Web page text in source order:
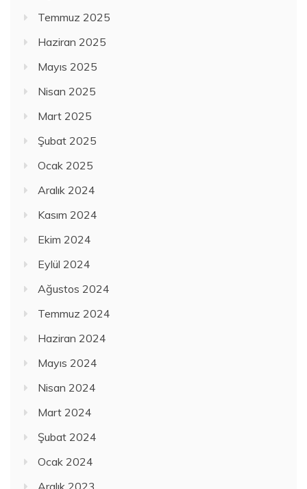
Temmuz 2025
Haziran 2025
Mayıs 2025
Nisan 2025
Mart 2025
Şubat 2025
Ocak 2025
Aralık 2024
Kasım 2024
Ekim 2024
Eylül 2024
Ağustos 2024
Temmuz 2024
Haziran 2024
Mayıs 2024
Nisan 2024
Mart 2024
Şubat 2024
Ocak 2024
Aralık 2023